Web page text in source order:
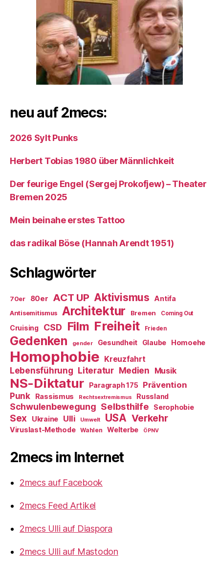
neu auf 2mecs:
2026 Sylt Punks
Herbert Tobias 1980 über Männlichkeit
Der feurige Engel (Sergej Prokofjew) – Theater
Bremen 2025
Mein beinahe erstes Tattoo
das radikal Böse (Hannah Arendt 1951)
Schlagwörter
70er 80er ACT UP Aktivismus Antifa
Antisemitismus Architektur Bremen Coming Out
Cruising CSD Film Freiheit Frieden
Gedenken gender Gesundheit Glaube Homoehe
Homophobie Kreuzfahrt
Lebensführung Literatur Medien Musik
NS-Diktatur Paragraph 175
Prävention
Punk
Rassismus Rechtsextremismus Russland
Schwulenbewegung Selbsthilfe Serophobie
Sex Ukraine Ulli Umwelt USA Verkehr
Viruslast-Methode Wahlen Welterbe ÖPNV
2mecs im Internet
2mecs auf Facebook
2mecs Feed Artikel
2mecs Ulli auf Diaspora
2mecs Ulli auf Mastodon